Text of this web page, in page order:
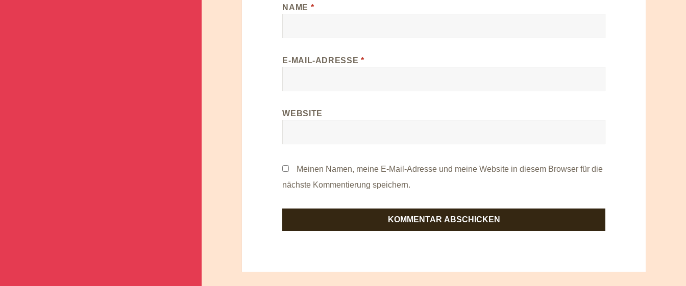
NAME *
E-MAIL-ADRESSE *
WEBSITE
Meinen Namen, meine E-Mail-Adresse und meine Website in diesem Browser für die
nächste Kommentierung speichern.